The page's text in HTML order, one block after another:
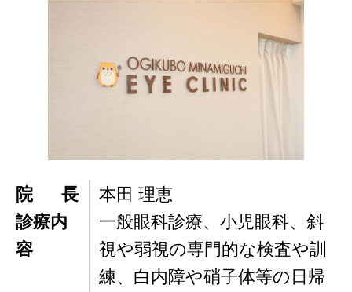
院長
本田 理恵
診療内
容
一般眼科診療、小児眼科、斜
視や弱視の専門的な検査や訓
練、白内障や硝子体等の日帰